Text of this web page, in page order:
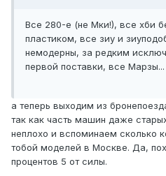
Все 280-е (не Мки!), все хби
пластиком, все зиу и
немодерны, за редким
первой поставки, все
а теперь выходим из
так как часть машин даже
неплохо и вспоминаем сколько
тобой моделей в Москве. Да,
процентов 5 от силы.